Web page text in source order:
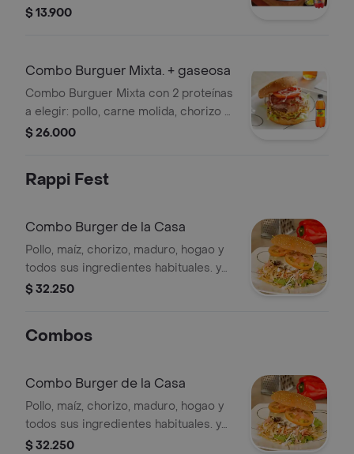
elegir.
$ 13.900
Combo Burguer Mixta. + gaseosa
Combo Burguer Mixta con 2 proteínas
a elegir: pollo, carne molida, chorizo o
tocineta. Incluye maíz, maduro en
$ 26.000
Rappi Fest
Combo Burger de la Casa
Pollo, maíz, chorizo, maduro, hogao y
todos sus ingredientes habituales. y
acompañado de una gaseosa de 250
$ 32.250
Combos
Combo Burger de la Casa
Pollo, maíz, chorizo, maduro, hogao y
todos sus ingredientes habituales. y
acompañado de una gaseosa de 250
$ 32.250